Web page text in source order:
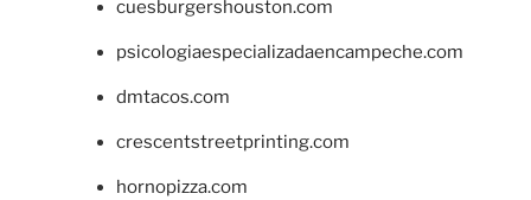
cuesburgershouston.com
psicologiaespecializadaencampeche.com
dmtacos.com
crescentstreetprinting.com
hornopizza.com